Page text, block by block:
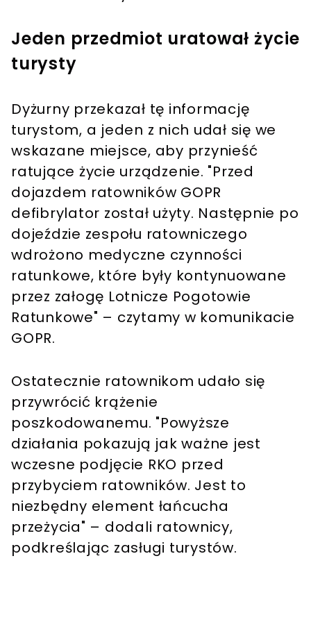
Jeden przedmiot uratował życie
turysty
Dyżurny przekazał tę informację
turystom, a jeden z nich udał się we
wskazane miejsce, aby przynieść
ratujące życie urządzenie. "Przed
dojazdem ratowników GOPR
defibrylator został użyty. Następnie po
dojeździe zespołu ratowniczego
wdrożono medyczne czynności
ratunkowe, które były kontynuowane
przez załogę Lotnicze Pogotowie
Ratunkowe" – czytamy w komunikacie
GOPR.
Ostatecznie ratownikom udało się
przywrócić krążenie
poszkodowanemu. "Powyższe
działania pokazują jak ważne jest
wczesne podjęcie RKO przed
przybyciem ratowników. Jest to
niezbędny element łańcucha
przeżycia" – dodali ratownicy,
podkreślając zasługi turystów.